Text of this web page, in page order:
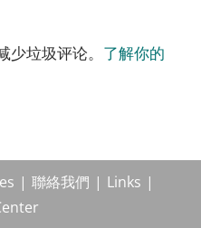
垃圾评论。 了解你的
聯絡我們
Links